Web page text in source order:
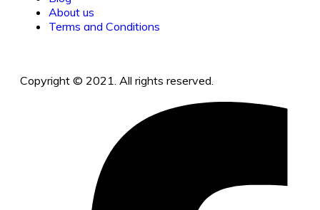
About us
Terms and Conditions
Copyright © 2021. All rights reserved.